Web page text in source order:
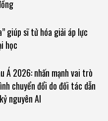
giúp sĩ tử hóa giải áp lực
học
Á 2026: nhấn mạnh vai trò
chuyển đổi do đối tác dẫn
nguyên AI